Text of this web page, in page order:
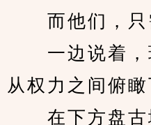
而他们，只
一边说着，
从权力之间俯瞰
在下方盘古